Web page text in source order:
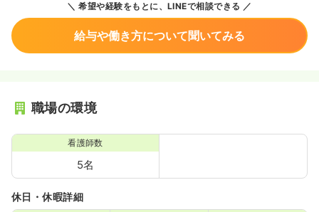
希望や経験をもとに、LINEで相談できる
給与や働き方について聞いてみる
職場の環境
看護師数
5名
休日・休暇詳細